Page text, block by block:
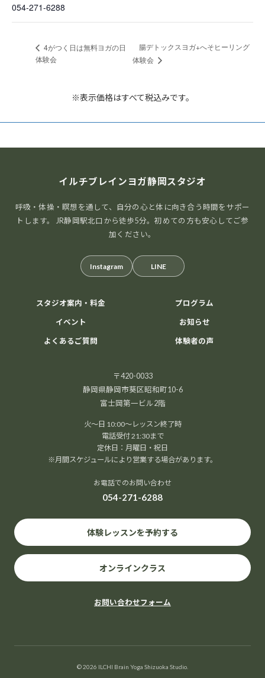
054-271-6288
4がつく日は無料ヨガの日
体験会
腸デトックスヨガ+へそヒーリング
体験会
※表示価格はすべて税込みです。
イルチブレインヨガ静岡スタジオ
呼吸・体操・瞑想を通して、自分の心と体に向き合う時間をサポー
トします。 JR静岡駅北口から徒歩5分。初めての方も安心してご参
加ください。
Instagram LINE
スタジオ案内・料金 プログラム
イベント お知らせ
よくあるご質問 体験者の声
〒420-0033
静岡県静岡市葵区昭和町10-6
富士岡第一ビル2階
火～日 10:00～レッスン終了時
電話受付 21:30まで
定休日：月曜日・祝日
※月間スケジュールにより営業する場合があります。
お電話でのお問い合わせ
054-271-6288
体験レッスンを予約する
オンラインクラス
お問い合わせフォーム
© 2026 ILCHI Brain Yoga Shizuoka Studio.